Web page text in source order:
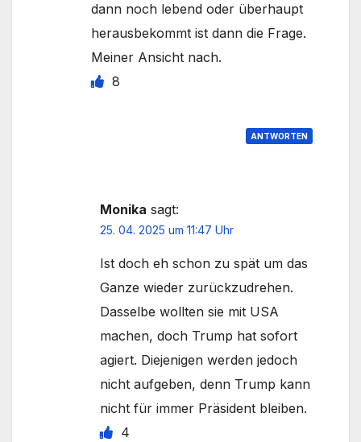
dann noch lebend oder überhaupt
herausbekommt ist dann die Frage.
Meiner Ansicht nach.
8
ANTWORTEN
Monika sagt:
25. 04. 2025 um 11:47 Uhr
Ist doch eh schon zu spät um das
Ganze wieder zurückzudrehen.
Dasselbe wollten sie mit USA
machen, doch Trump hat sofort
agiert. Diejenigen werden jedoch
nicht aufgeben, denn Trump kann
nicht für immer Präsident bleiben.
4